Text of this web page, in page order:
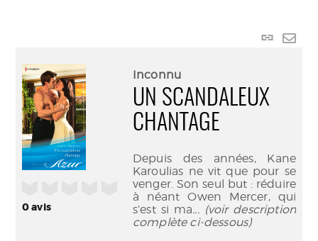
Lien
0avis
Inconnu
UN SCANDALEUX
CHANTAGE
Depuis des années, Kane
Karoulias ne vit que pour se
venger. Son seul but : réduire
à néant Owen Mercer, qui
s’est si ma... (voir description
complète ci-dessous)